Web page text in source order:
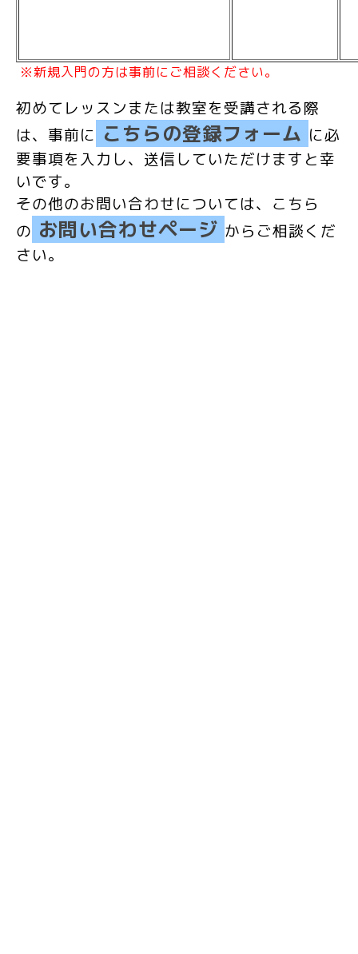
※新規入門の方は事前にご相談ください。
初めてレッスンまたは教室を受講される際
は、事前に こちらの登録フォーム に必
要事項を入力し、送信していただけますと幸
いです。
その他のお問い合わせについては、こちら
の お問い合わせページ からご相談くだ
さい。